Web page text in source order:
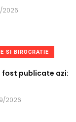
2026
SI BIROCRATIE
fost publicate azi:
2026